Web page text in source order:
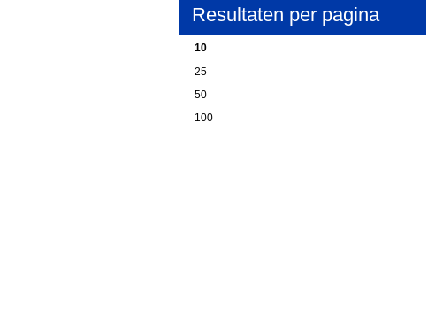
Resultaten per pagina
10
25
50
100